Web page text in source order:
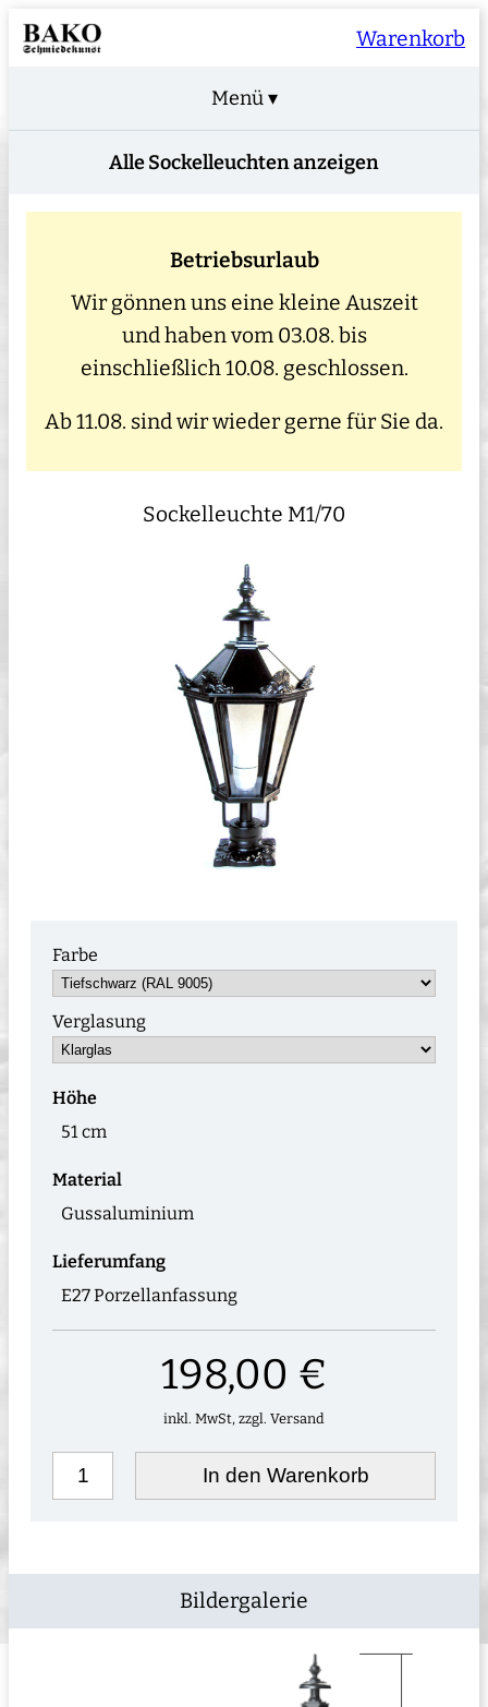
Warenkorb
Menü ▾
Alle Sockelleuchten anzeigen
Betriebsurlaub
Wir gönnen uns eine kleine Auszeit
und haben vom 03.08. bis
einschließlich 10.08. geschlossen.
Ab 11.08. sind wir wieder gerne für Sie da.
Sockelleuchte M1/70
Farbe
Verglasung
Höhe
51 cm
Material
Gussaluminium
Lieferumfang
E27 Porzellanfassung
198,00 €
inkl. MwSt, zzgl. Versand
In den Warenkorb
Bildergalerie